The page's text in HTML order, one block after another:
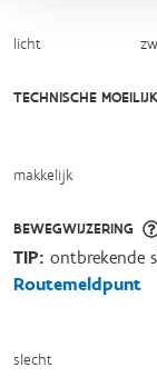
licht
TECHNISCHE
makkelijk
BEWEGWIJZERING
slecht
TIP: ontbrekende
Routemeldpunt